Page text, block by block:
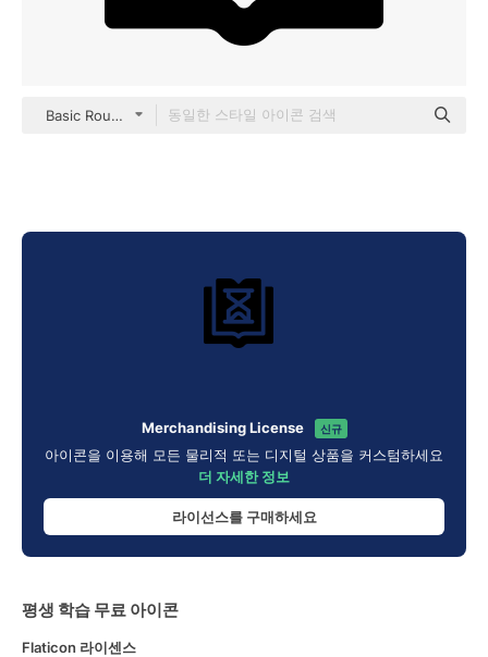
Basic Rounded Filled
Merchandising License 신규
아이콘을 이용해 모든 물리적 또는 디지털 상품을 커스텀하세요
더 자세한 정보
라이선스를 구매하세요
평생 학습 무료 아이콘
Flaticon 라이센스